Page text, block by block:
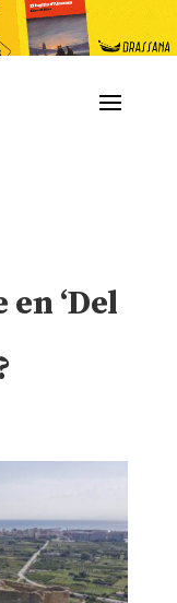
‘Del